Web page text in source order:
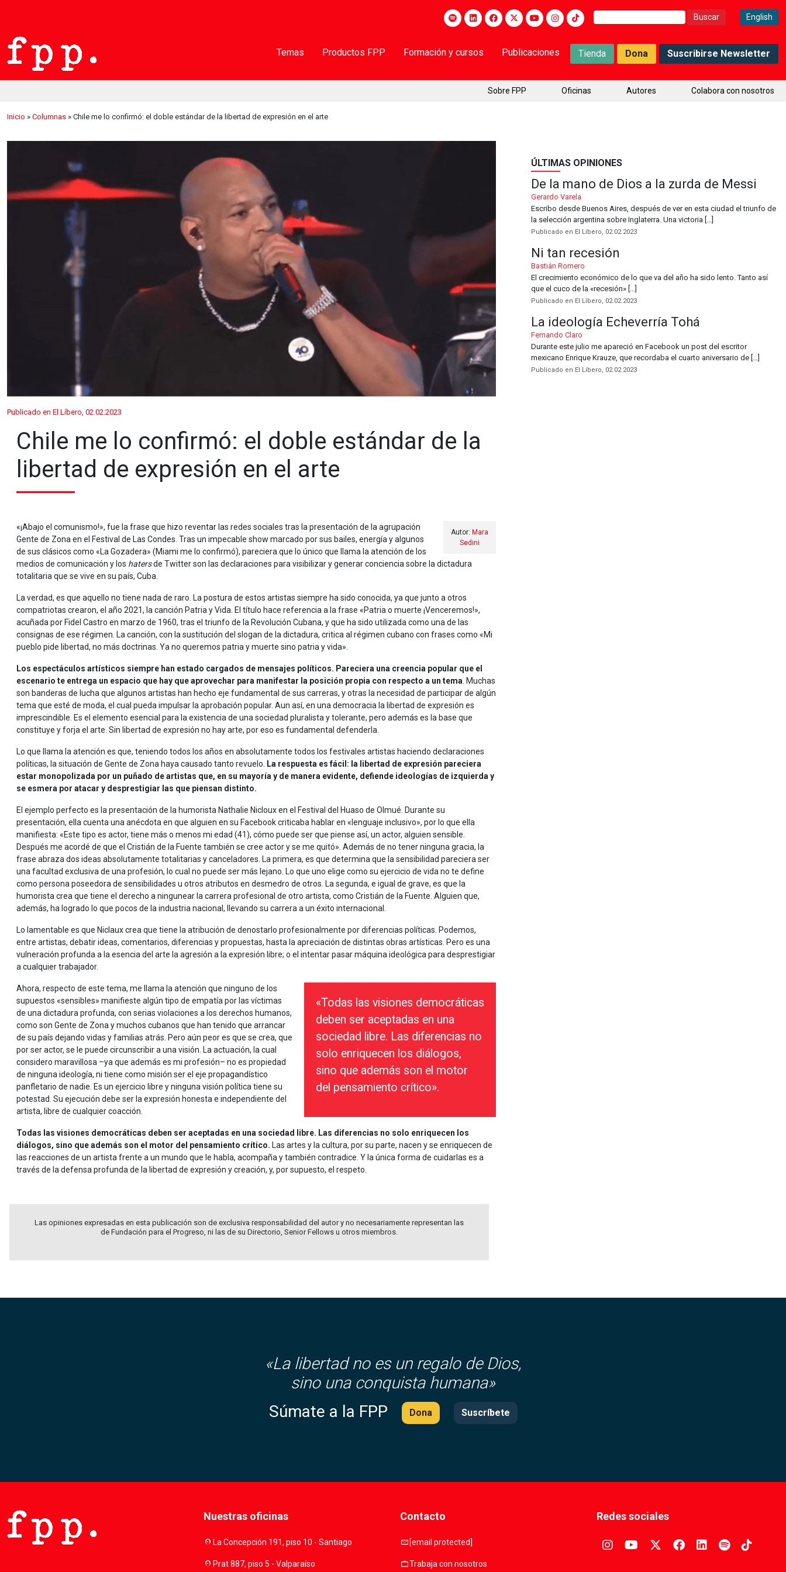
Buscar: English
Temas Productos FPP Formación y cursos Publicaciones Tienda Dona Suscribirse Newsletter
Sobre FPP Oficinas Autores Colabora con nosotros
Inicio » Columnas » Chile me lo confirmó: el doble estándar de la libertad de expresión en el arte
Publicado en El Líbero, 02.02.2023
Chile me lo confirmó: el doble estándar de la
libertad de expresión en el arte
Autor: Mara
Sedini
«¡Abajo el comunismo!», fue la frase que hizo reventar las redes sociales tras la presentación de la agrupación
Gente de Zona en el Festival de Las Condes. Tras un impecable show marcado por sus bailes, energía y algunos
de sus clásicos como «La Gozadera» (Miami me lo confirmó), pareciera que lo único que llama la atención de los
medios de comunicación y los hatersde Twitter son las declaraciones para visibilizar y generar conciencia sobre la dictadura
totalitaria que se vive en su país, Cuba.
La verdad, es que aquello no tiene nada de raro. La postura de estos artistas siempre ha sido conocida, ya que junto a otros
compatriotas crearon, el año 2021, la canción Patria y Vida. El título hace referencia a la frase «Patria o muerte ¡Venceremos!»,
acuñada por Fidel Castro en marzo de 1960, tras el triunfo de la Revolución Cubana, y que ha sido utilizada como una de las
consignas de ese régimen. La canción, con la sustitución del slogan de la dictadura, critica al régimen cubano con frases como «Mi
pueblo pide libertad, no más doctrinas. Ya no queremos patria y muerte sino patria y vida».
Los espectáculos artísticos siempre han estado cargados de mensajes políticos. Pareciera una creencia popular que el
escenario te entrega un espacio que hay que aprovechar para manifestar la posición propia con respecto a un tema . Muchas
son banderas de lucha que algunos artistas han hecho eje fundamental de sus carreras, y otras la necesidad de participar de algún
tema que esté de moda, el cual pueda impulsar la aprobación popular. Aun así, en una democracia la libertad de expresión es
imprescindible. Es el elemento esencial para la existencia de una sociedad pluralista y tolerante, pero además es la base que
constituye y forja el arte. Sin libertad de expresión no hay arte, por eso es fundamental defenderla.
Lo que llama la atención es que, teniendo todos los años en absolutamente todos los festivales artistas haciendo declaraciones
políticas, la situación de Gente de Zona haya causado tanto revuelo.
La respuesta es fácil: la libertad de expresión pareciera
estar monopolizada por un puñado de artistas que, en su mayoría y de manera evidente, defiende ideologías de izquierda y
se esmera por atacar y desprestigiar las que piensan distinto.
El ejemplo perfecto es la presentación de la humorista Nathalie Nicloux en el Festival del Huaso de Olmué. Durante su
presentación, ella cuenta una anécdota en que alguien en su Facebook criticaba hablar en «lenguaje inclusivo», por lo que ella
manifiesta: «Este tipo es actor, tiene más o menos mi edad (41), cómo puede ser que piense así, un actor, alguien sensible.
Después me acordé de que el Cristián de la Fuente también se cree actor y se me quitó». Además de no tener ninguna gracia, la
frase abraza dos ideas absolutamente totalitarias y canceladores. La primera, es que determina que la sensibilidad pareciera ser
una facultad exclusiva de una profesión, lo cual no puede ser más lejano. Lo que uno elige como su ejercicio de vida no te define
como persona poseedora de sensibilidades u otros atributos en desmedro de otros. La segunda, e igual de grave, es que la
humorista crea que tiene el derecho a ningunear la carrera profesional de otro artista, como Cristián de la Fuente. Alguien que,
además, ha logrado lo que pocos de la industria nacional, llevando su carrera a un éxito internacional.
Lo lamentable es que Niclaux crea que tiene la atribución de denostarlo profesionalmente por diferencias políticas. Podemos,
entre artistas, debatir ideas, comentarios, diferencias y propuestas, hasta la apreciación de distintas obras artísticas. Pero es una
vulneración profunda a la esencia del arte la agresión a la expresión libre; o el intentar pasar máquina ideológica para desprestigiar
a cualquier trabajador.
«Todas las visiones democráticas
deben ser aceptadas en una
sociedad libre. Las diferencias no
solo enriquecen los diálogos,
sino que además son el motor
del pensamiento crítico».
Ahora, respecto de este tema, me llama la atención que ninguno de los
supuestos «sensibles» manifieste algún tipo de empatía por las víctimas
de una dictadura profunda, con serias violaciones a los derechos humanos,
como son Gente de Zona y muchos cubanos que han tenido que arrancar
de su país dejando vidas y familias atrás. Pero aún peor es que se crea, que
por ser actor, se le puede circunscribir a una visión. La actuación, la cual
considero maravillosa –ya que además es mi profesión– no es propiedad
de ninguna ideología, ni tiene como misión ser el eje propagandístico
panfletario de nadie. Es un ejercicio libre y ninguna visión política tiene su
potestad. Su ejecución debe ser la expresión honesta e independiente del
artista, libre de cualquier coacción.
Todas las visiones democráticas deben ser aceptadas en una sociedad libre. Las diferencias no solo enriquecen los
diálogos, sino que además son el motor del pensamiento crítico. Las artes y la cultura, por su parte, nacen y se enriquecen de
las reacciones de un artista frente a un mundo que le habla, acompaña y también contradice. Y la única forma de cuidarlas es a
través de la defensa profunda de la libertad de expresión y creación, y, por supuesto, el respeto.
Las opiniones expresadas en esta publicación son de exclusiva responsabilidad del autor y no necesariamente representan las
de Fundación para el Progreso, ni las de su Directorio, Senior Fellows u otros miembros.
ÚLTIMAS OPINIONES
De la mano de Dios a la zurda de Messi
Gerardo Varela
Escribo desde Buenos Aires, después de ver en esta ciudad el triunfo de
la selección argentina sobre Inglaterra. Una victoria […]
Publicado en El Líbero, 02.02.2023
Ni tan recesión
Bastián Romero
El crecimiento económico de lo que va del año ha sido lento. Tanto así
que el cuco de la «recesión» […]
Publicado en El Líbero, 02.02.2023
La ideología Echeverría Tohá
Fernando Claro
Durante este julio me apareció en Facebook un post del escritor
mexicano Enrique Krauze, que recordaba el cuarto aniversario de […]
Publicado en El Líbero, 02.02.2023
«La libertad no es un regalo de Dios,
sino una conquista humana»
Súmate a la FPP
Dona Suscríbete
Nuestras oficinas
location_on La Concepción 191, piso 10 - Santiago
location_on Prat 887, piso 5 - Valparaíso
Contacto
mail [email protected]
workTrabaja con nosotros
Redes sociales